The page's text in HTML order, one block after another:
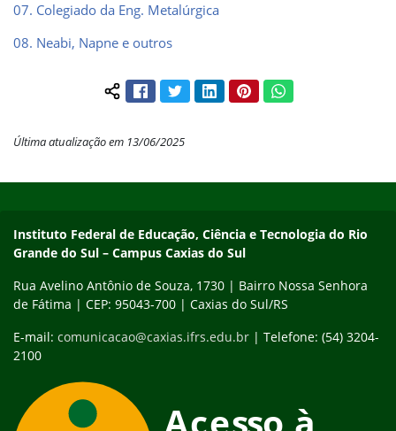
07. Colegiado da Eng. Metalúrgica
08. Neabi, Napne e outros
Compartilhar conteúdo:
FacebookTwitterLinkedInPinterestWhatsApp
Última atualização em 13/06/2025
Instituto Federal de Educação, Ciência e Tecnologia do Rio
Grande do Sul – Campus Caxias do Sul
Rua Avelino Antônio de Souza, 1730 | Bairro Nossa Senhora
de Fátima | CEP: 95043-700 | Caxias do Sul/RS
E-mail: comunicacao@caxias.ifrs.edu.br | Telefone: (54) 3204-
2100